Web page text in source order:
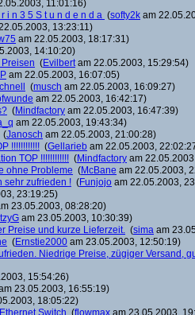
11:01:16)
i n 3 5 S t u n d e n d a (softy2k am
13:23:11)
am 22.05.2003, 18:17:31)
14:10:20)
(Evilbertam 22.05.2003, 15:29:54)
am 22.05.2003, 16:07:05)
(musch am 22.05.2003, 16:09:27)
am 22.05.2003, 16:42:17)
(Mindfactory am 22.05.2003, 16:47:39)
am 22.05.2003, 19:43:34)
(Janosch am 22.05.2003, 21:00:28)
!!!!!!!!!!!! (Gellarieb am 22.05.2003,
TOP !!!!!!!!!!!! (Mindfactory am
ohne Probleme (McBane am 22.05.2003,
sehr zufrieden ! (Funjojo am 22.05.2003,
23:19:25)
23.05.2003, 08:28:20)
am 23.05.2003, 10:30:39)
Preise und kurze Lieferzeit. (sima am
(Ernstie2000 am 23.05.2003, 12:50:19)
Niedrige Preise, zügiger Versand,
15:54:26)
23.05.2003, 16:55:19)
18:05:22)
Switch (flowmax am 23.05.2003,